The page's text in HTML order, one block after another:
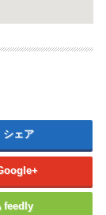
シェア
feedly